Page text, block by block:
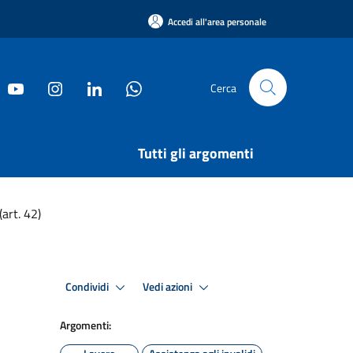
Accedi all'area personale
Cerca
Tutti gli argomenti
42)
Condividi Vedi azioni
Argomenti: